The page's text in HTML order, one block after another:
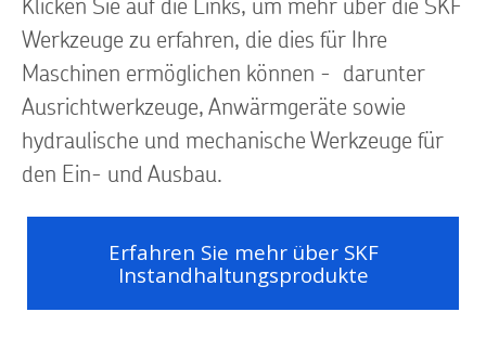
Werkzeuge zu erfahren, die dies für Ihre
Maschinen ermöglichen können - darunter
Ausrichtwerkzeuge, Anwärmgeräte sowie
hydraulische und mechanische Werkzeuge für
den Ein- und Ausbau.
Erfahren Sie mehr über SKF
Instandhaltungsprodukte